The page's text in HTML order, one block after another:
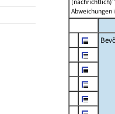
Abweichungen